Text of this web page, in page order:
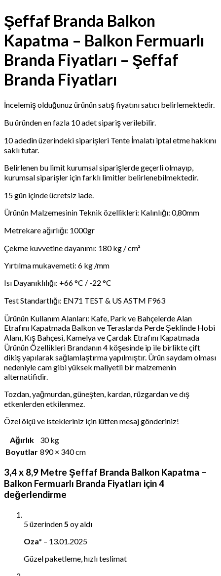
Şeffaf Branda Balkon
Kapatma – Balkon Fermuarlı
Branda Fiyatları – Şeffaf
Branda Fiyatları
İncelemiş olduğunuz ürünün satış fiyatını satıcı belirlemektedir.
Bu üründen en fazla 10 adet sipariş verilebilir.
10 adedin üzerindeki siparişleri Tente İmalatı iptal etme hakkını
saklı tutar.
Belirlenen bu limit kurumsal siparişlerde geçerli olmayıp,
kurumsal siparişler için farklı limitler belirlenebilmektedir.
15 gün içinde ücretsiz iade.
Ürünün Malzemesinin Teknik özellikleri: Kalınlığı: 0,80mm
Metrekare ağırlığı: 1000gr
Çekme kuvvetine dayanımı: 180 kg / cm²
Yırtılma mukavemeti: 6 kg /mm
Isı Dayanıklılığı: +66 °C / -22 °C
Test Standartlığı: EN71 TEST & US ASTM F963
Ürünün Kullanım Alanları: Kafe, Park ve Bahçelerde Alan
Etrafını Kapatmada Balkon ve Teraslarda Perde Şeklinde Hobi
Alanı, Kış Bahçesi, Kamelya ve Çardak Etrafını Kapatmada
Ürünün Özellikleri Brandanın 4 köşesinde ip ile birlikte çift
dikiş yapılarak sağlamlaştırma yapılmıştır. Ürün saydam olması
nedeniyle cam gibi yüksek maliyetli bir malzemenin
alternatifidir.
Tozdan, yağmurdan, güneşten, kardan, rüzgardan ve dış
etkenlerden etkilenmez.
Özel ölçü ve istekleriniz için lütfen mesaj gönderiniz!
Ağırlık
30 kg
Boyutlar 890 × 340 cm
3,4 x 8,9 Metre Şeffaf Branda Balkon Kapatma –
Balkon Fermuarlı Branda Fiyatları için 4
değerlendirme
5 üzerinden5 oy aldı
Oza* – 13.01.2025
Güzel paketleme, hızlı teslimat